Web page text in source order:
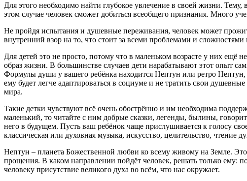
Для этого необходимо найти глубокое увлечение в своей жизни.
этом случае человек сможет добиться всеобщего признания. Много
Не пройдя испытания и душевные переживания, человек может
внутренний взор на то, что стоит за всеми проблемами и
Для детей это не просто, потому что в маленьком возрасте у них ещё
образ жизни. В большинстве случаев дети нарабатывают этот опыт
Формулы души у вашего ребёнка находится Нептун или ретро
ему будет легче адаптироваться в социуме и не тратить свои
мира.
Такие детки чувствуют всё очень обострённо и им необходима
маленький, то читайте с ним добрые сказки, легенды, былины,
него в будущем. Пусть ваш ребёнок чаще прислушивается к голосу
классическая или духовная музыка, искусство, целительство, чтение
Нептун – планета Божественной любви ко всему живому на Земле.
прощения. В каком направлении пойдёт человек, решать только ему:
человеку присутствие великого духа во всём, что нас окружает.